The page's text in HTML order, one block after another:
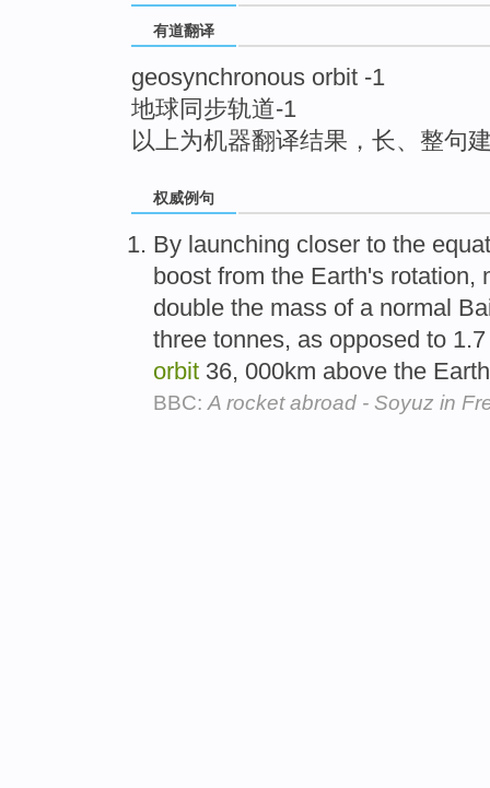
有道翻译
geosynchronous orbit -1
地球同步轨道-1
以上为机器翻译结果，长、整句
权威例句
By launching closer to the
boost from the Earth's rotation,
double the mass of a normal
three tonnes, as opposed to
orbit 36, 000km above the
BBC: A rocket abroad - Soyuz in